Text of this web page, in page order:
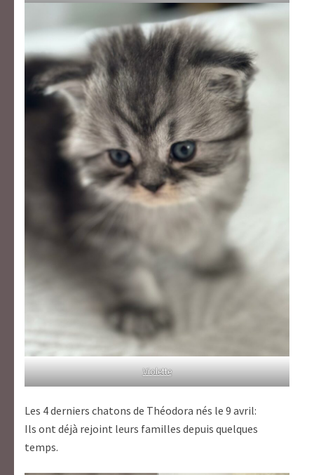
Violette
Les 4 derniers chatons de Théodora nés le 9 avril:
Ils ont déjà rejoint leurs familles depuis quelques
temps.